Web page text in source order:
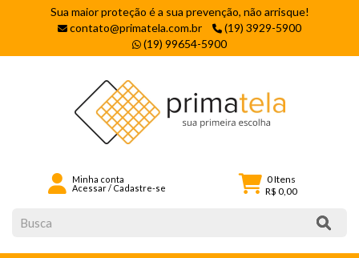
Sua maior proteção é a sua prevenção, não arrisque!
contato@primatela.com.br
(19) 3929-5900
(19) 99654-5900
Minha conta
Acessar/ Cadastre-se
0Itens
R$ 0,00